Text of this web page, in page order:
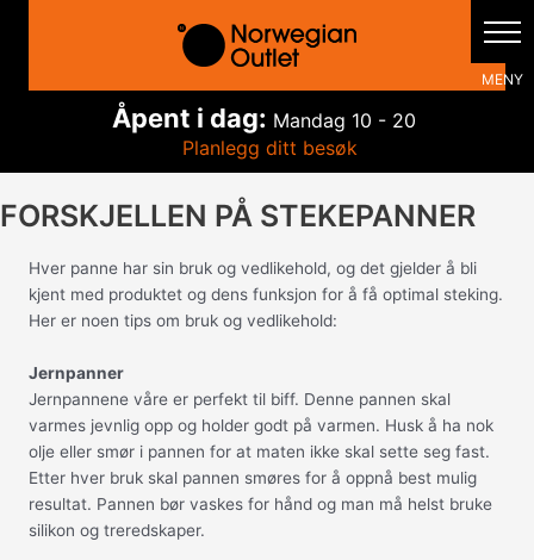
innholdet
Åpent i dag: Mandag 10 - 20
Planlegg ditt besøk
FORSKJELLEN PÅ STEKEPANNER
Hver panne har sin bruk og vedlikehold, og det gjelder å bli
kjent med produktet og dens funksjon for å få optimal steking.
Her er noen tips om bruk og vedlikehold:
Jernpanner
Jernpannene våre er perfekt til biff. Denne pannen skal
varmes jevnlig opp og holder godt på varmen. Husk å ha nok
olje eller smør i pannen for at maten ikke skal sette seg fast.
Etter hver bruk skal pannen smøres for å oppnå best mulig
resultat. Pannen bør vaskes for hånd og man må helst bruke
silikon og treredskaper.